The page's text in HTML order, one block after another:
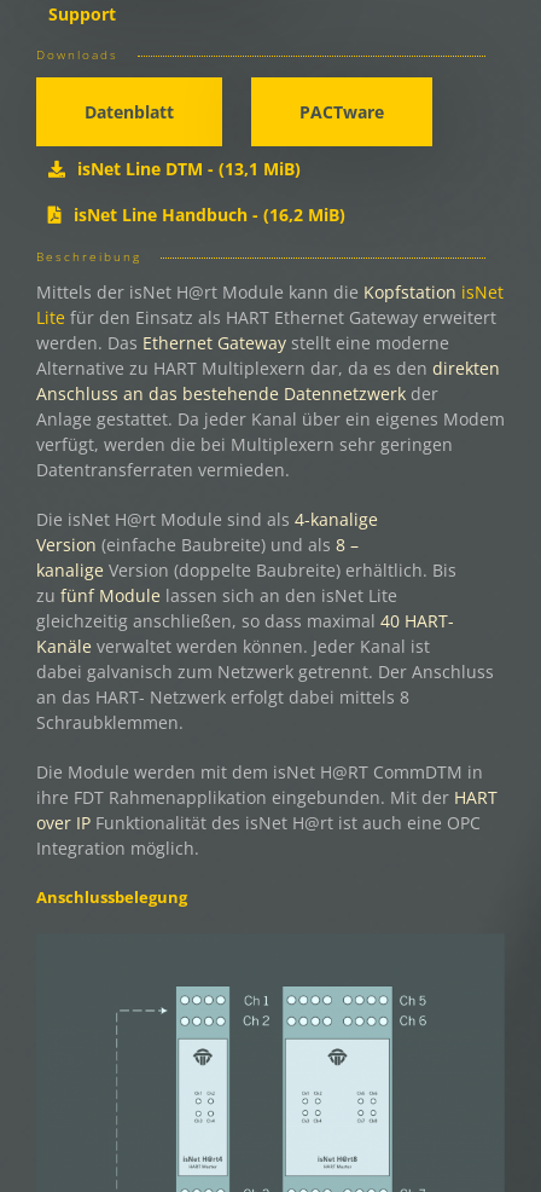
Support
Downloads
Datenblatt PACTware
isNet Line DTM - (13,1 MiB)
isNet Line Handbuch - (16,2 MiB)
Beschreibung
Mittels der isNet H@rt Module kann die Kopfstation isNet
Lite für den Einsatz als HART Ethernet Gateway erweitert
werden. Das Ethernet Gateway stellt eine moderne
Alternative zu HART Multiplexern dar, da es den direkten
Anschluss an das bestehende Datennetzwerk der
Anlage gestattet. Da jeder Kanal über ein eigenes Modem
verfügt, werden die bei Multiplexern sehr geringen
Datentransferraten vermieden.
Die isNet H@rt Module sind als 4-kanalige
Version (einfache Baubreite) und als 8 –
kanalige Version (doppelte Baubreite) erhältlich. Bis
zu fünf Module lassen sich an den isNet Lite
gleichzeitig anschließen, so dass maximal 40 HART-
Kanäle verwaltet werden können. Jeder Kanal ist
dabei galvanisch zum Netzwerk getrennt. Der Anschluss
an das HART- Netzwerk erfolgt dabei mittels 8
Schraubklemmen.
Die Module werden mit dem isNet H@RT CommDTM in
ihre FDT Rahmenapplikation eingebunden. Mit der HART
over IP Funktionalität des isNet H@rt ist auch eine OPC
Integration möglich.
Anschlussbelegung